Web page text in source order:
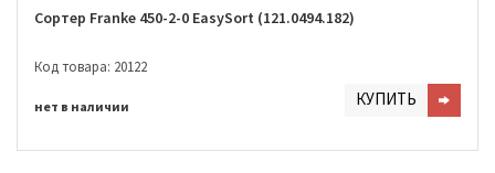
Сортер Franke 450-2-0 EasySort (121.0494.182)
Код товара: 20122
нет в наличии КУПИТЬ